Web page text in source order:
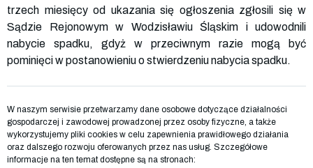
trzech miesięcy od ukazania się ogłoszenia zgłosili się w
Sądzie Rejonowym w Wodzisławiu Śląskim i udowodnili
nabycie spadku, gdyż w przeciwnym razie mogą być
pominięci w postanowieniu o stwierdzeniu nabycia spadku.
W naszym serwisie przetwarzamy dane osobowe dotyczące działalności
gospodarczej i zawodowej prowadzonej przez osoby fizyczne, a także
wykorzystujemy pliki cookies w celu zapewnienia prawidłowego działania
oraz dalszego rozwoju oferowanych przez nas usług. Szczegółowe
informacje na ten temat dostępne są na stronach: